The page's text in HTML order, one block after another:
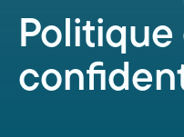
Politique